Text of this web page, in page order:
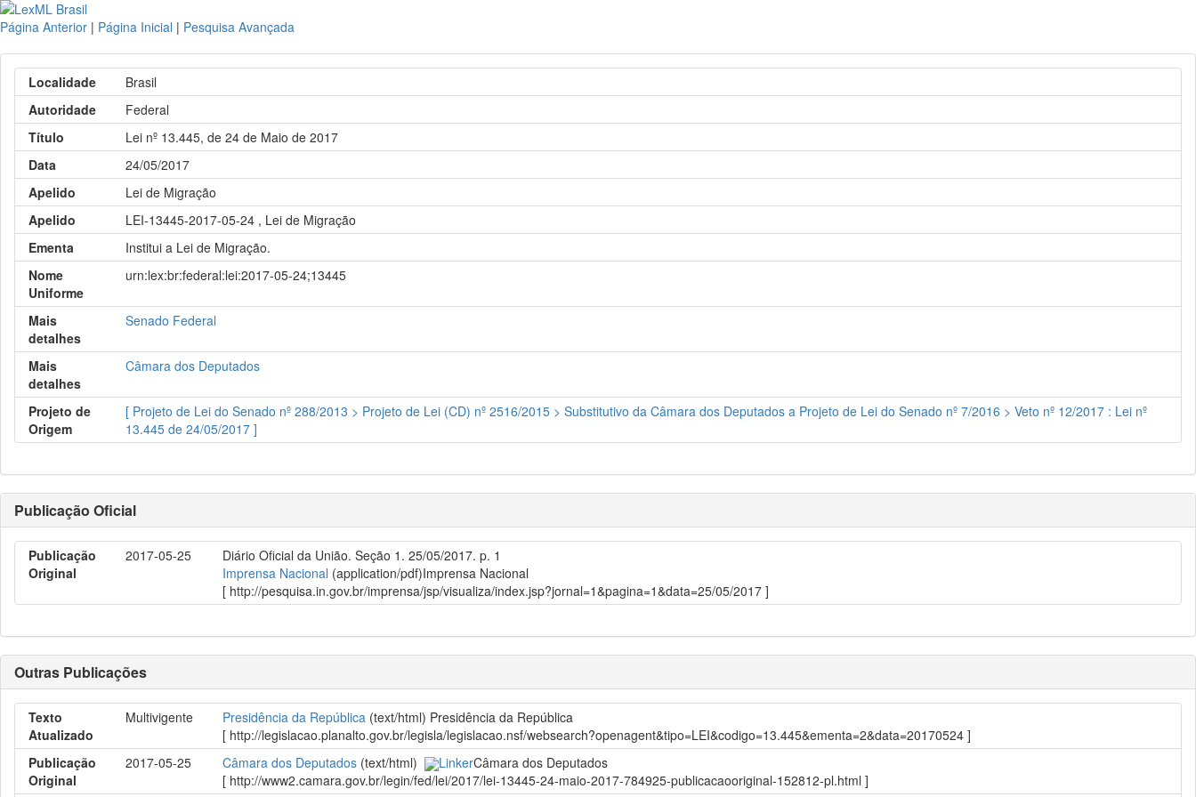
Página Anterior | Página Inicial | Pesquisa Avançada
Localidade
Brasil
Autoridade
Federal
Título
Lei nº 13.445, de 24 de Maio de 2017
Data
24/05/2017
Apelido
Lei de Migração
Apelido
LEI-13445-2017-05-24 , Lei de Migração
Ementa
Institui a Lei de Migração.
Nome
Uniforme
urn:lex:br:federal:lei:2017-05-24;13445
Mais
detalhes
Senado Federal
Mais
detalhes
Câmara dos Deputados
Projeto de
Origem
[ Projeto de Lei do Senado nº 288/2013 > Projeto de Lei (CD) nº 2516/2015 > Substitutivo da Câmara dos Deputados a Projeto de Lei do Senado nº 7/2016 > Veto nº 12/2017 : Lei nº
13.445 de 24/05/2017 ]
Publicação Oficial
Publicação
Original
2017-05-25
Diário Oficial da União. Seção 1. 25/05/2017. p. 1
Imprensa Nacional (application/pdf)Imprensa Nacional
[ http://pesquisa.in.gov.br/imprensa/jsp/visualiza/index.jsp?jornal=1&pagina=1&data=25/05/2017 ]
Outras Publicações
Texto
Atualizado
Multivigente Presidência da República (text/html) Presidência da República
[ http://legislacao.planalto.gov.br/legisla/legislacao.nsf/websearch?openagent&tipo=LEI&codigo=13.445&ementa=2&data=20170524 ]
Publicação
Original
2017-05-25 Câmara dos Deputados (text/html) LinkerCâmara dos Deputados
[ http://www2.camara.gov.br/legin/fed/lei/2017/lei-13445-24-maio-2017-784925-publicacaooriginal-152812-pl.html ]